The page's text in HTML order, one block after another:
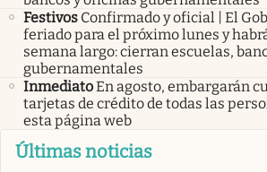
Festivos Confirmado y oficial | El
feriado para el próximo lunes y
semana largo: cierran escuelas,
gubernamentales
InmediatoEn agosto, embargarán
tarjetas de crédito de todas las
esta página web
Últimas noticias